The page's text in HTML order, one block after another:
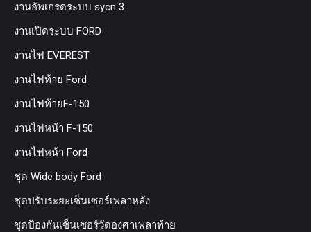
งานอัพเกรดระบบ sycn 3
งานเปิดระบบ FORD
งานไฟ EVEREST
งานไฟท้าย Ford
งานไฟท้ายF-150
งานไฟหน้า F-150
งานไฟหน้า Ford
ชุด Wide body Ford
ชุดปรับระยะเซ็นเซอร์เพลาหลัง
ชุดป้องกันเซ็นเซอร์วัดองศาเพลาท้าย